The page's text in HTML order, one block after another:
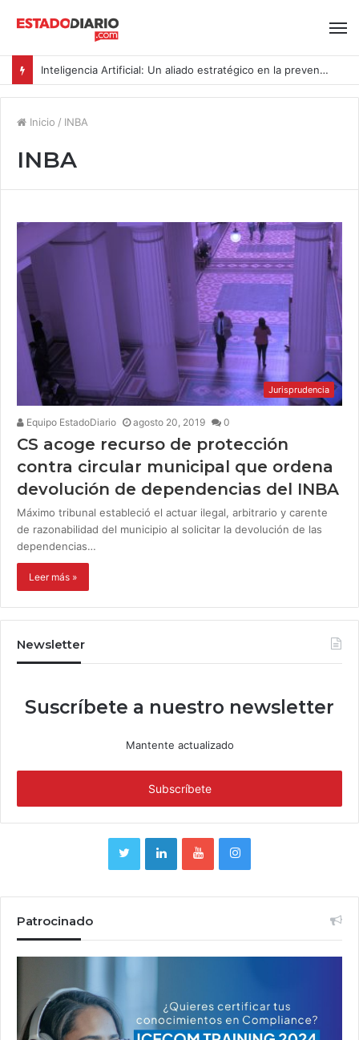
Inteligencia Artificial: Un aliado estratégico en la prevención del acoso y la violencia laboral bajo la Ley Karin
Inicio / INBA
INBA
Jurisprudencia
Equipo EstadoDiario agosto 20, 2019 0
CS acoge recurso de protección
contra circular municipal que ordena
devolución de dependencias del INBA
Máximo tribunal estableció el actuar ilegal, arbitrario y carente
de razonabilidad del municipio al solicitar la devolución de las
dependencias…
Leer más »
Newsletter
Suscríbete a nuestro newsletter
Mantente actualizado
Patrocinado